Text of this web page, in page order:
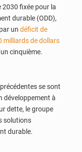
2030 fixée pour la
durable (ODD),
un déficit de
milliards de dollars
cinquième.
se sont
développement à
dette, le groupe
solutions
durable.